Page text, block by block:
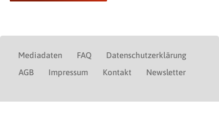
Mediadaten FAQ
Datenschutzerklärung
AGB
Impressum Kontakt Newsletter